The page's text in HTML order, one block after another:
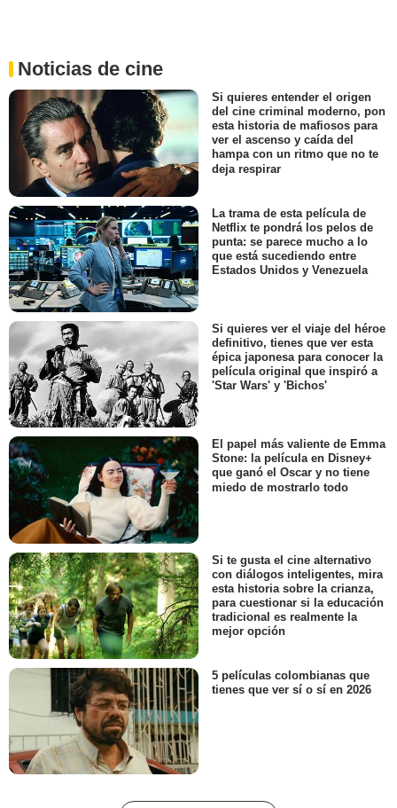
Noticias de cine
Si quieres entender el origen
del cine criminal moderno, pon
esta historia de mafiosos para
ver el ascenso y caída del
hampa con un ritmo que no te
deja respirar
La trama de esta película de
Netflix te pondrá los pelos de
punta: se parece mucho a lo
que está sucediendo entre
Estados Unidos y Venezuela
Si quieres ver el viaje del héroe
definitivo, tienes que ver esta
épica japonesa para conocer la
película original que inspiró a
'Star Wars' y 'Bichos'
El papel más valiente de Emma
Stone: la película en Disney+
que ganó el Oscar y no tiene
miedo de mostrarlo todo
Si te gusta el cine alternativo
con diálogos inteligentes, mira
esta historia sobre la crianza,
para cuestionar si la educación
tradicional es realmente la
mejor opción
5 películas colombianas que
tienes que ver sí o sí en 2026